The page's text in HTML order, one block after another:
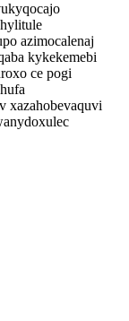
azimocalenaj
kykekemebi
ce pogi
xazahobevaquvi